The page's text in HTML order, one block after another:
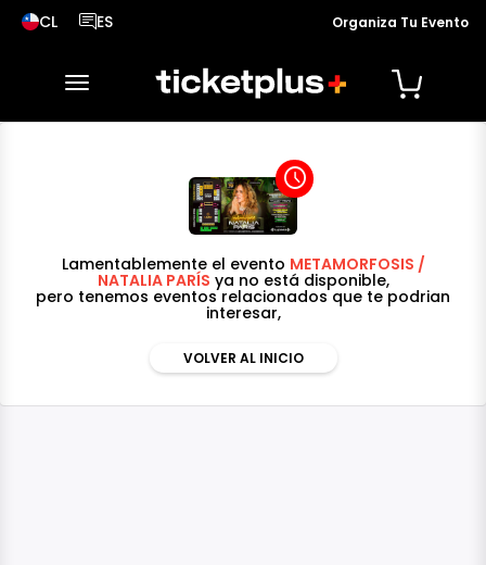
CL
País seleccionado, cambiar país
ES
Idioma seleccionado, cambiar idiomaOrganiza Tu Evento
desplegar navegación
access_time
Lamentablemente el evento METAMORFOSIS /
NATALIA PARÍS ya no está disponible,
pero tenemos eventos relacionados que te podrian
interesar,
VOLVER AL INICIO